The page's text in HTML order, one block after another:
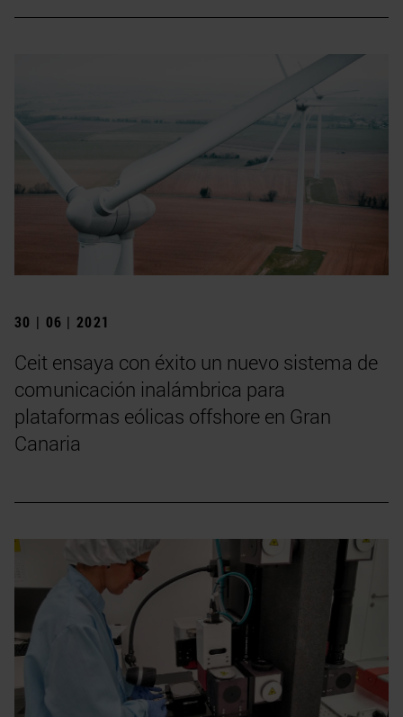
30 | 06 | 2021
Ceit ensaya con éxito un nuevo sistema de
comunicación inalámbrica para
plataformas eólicas offshore en Gran
Canaria